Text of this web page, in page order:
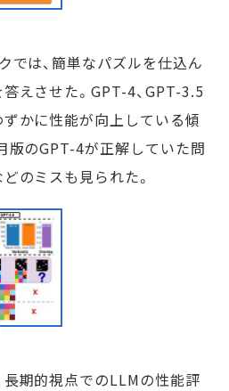
では、簡単なパズルを仕込ん
えさせた。GPT-4、GPT-3.5
かに性能が向上している傾
版のGPT-4が正解していた問
のミスも見られた。
期的視点でのLLMの性能評